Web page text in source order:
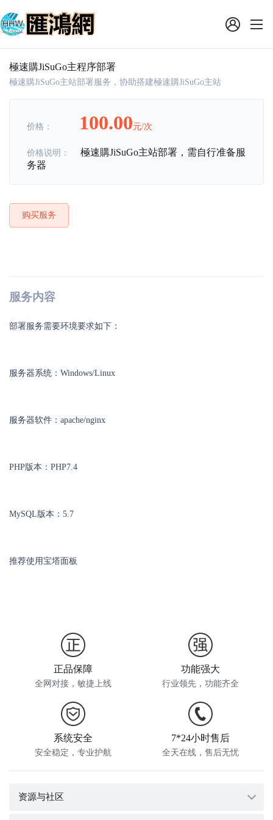
極速購JiSuGo主程序部署
極速購JiSuGo主站部署服务，协助搭建極速購JiSuGo主站
价格： 100.00元/次
价格说明：
極速購JiSuGo主站部署，需自行准备服
务器
购买服务
服务内容
部署服务需要环境要求如下：
服务器系统：Windows/Linux
服务器软件：apache/nginx
PHP版本：PHP7.4
MySQL版本：5.7
推荐使用宝塔面板
正品保障
全网对接，敏捷上线
功能强大
行业领先，功能齐全
系统安全
安全稳定，专业护航
7*24小时售后
全天在线，售后无忧
资源与社区